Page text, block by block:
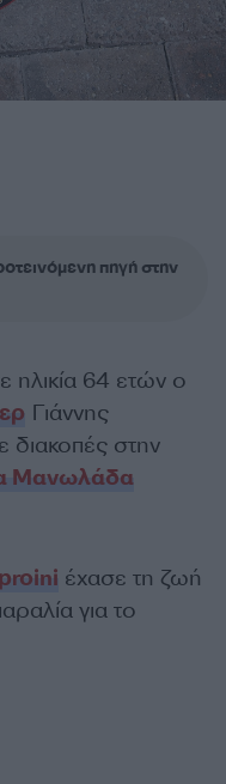
πηγή στην
ηλικία 64 ετών ο
Γιάννης
στην
Μανωλάδα
proini έχασε τη ζωή
για το